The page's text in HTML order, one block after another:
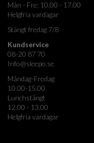
Mån - Fre: 10.00 - 17.00
Helgfria vardagar
Stängt fredag 7/8
Kundservice
08-20 87 70
Info@sleepo.se
Måndag-Fredag
10.00-15.00
Lunchstängt
12.00 - 13.00
Helgfria vardagar